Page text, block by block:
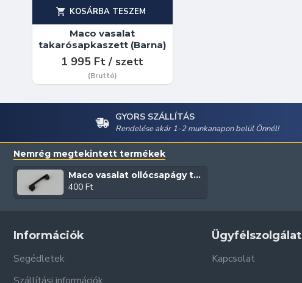
Maco vasalat
takarósapkaszett (Barna)
1 995 Ft / szett
(Bruttó)
KOSÁRBA TESZEM
GYORS SZÁLLÍTÁS
Rendelése akár 1-2 munkanapon belül Önnél!
Nemrég megtekintett termékek
Maco vasalat ollócsapágy takaró (Barna)
400 Ft
Információk
Segédletek
Ügyfélszolgálat
Kapcsolat